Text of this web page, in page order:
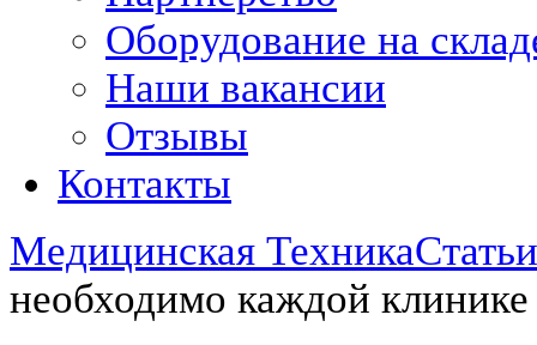
Оборудование на
Наши вакансии
Отзывы
Контакты
Медицинская ТехникаСтатьи
необходимо каждой клинике